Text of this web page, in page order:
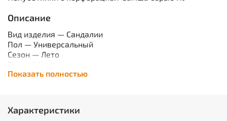
Описание
Вид изделия — Сандалии
Пол — Универсальный
Сезон — Лето
Цвет — Черный
Защитная стелька —
Защитный подносок —
Показать полностью
Характеристики